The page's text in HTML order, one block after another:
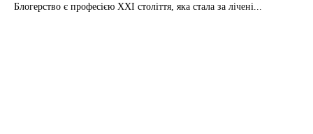
Блогерство є професією ХХІ століття, яка стала за лічені...